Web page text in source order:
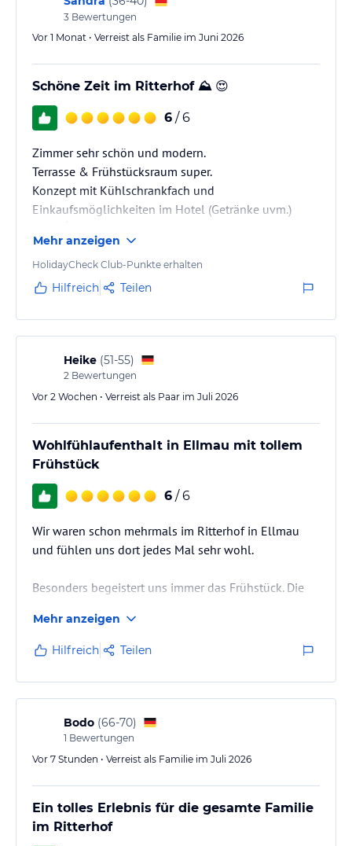
3 Bewertungen
Vor 1 Monat • Verreist als Familie im Juni 2026
Schöne Zeit im Ritterhof ⛰️ 😍
6 / 6
Zimmer sehr schön und modern.
Terrasse & Frühstücksraum super.
Konzept mit Kühlschrankfach und
Einkaufsmöglichkeiten im Hotel (Getränke uvm.)
Ganztags Wasser & Kaffee kostenlos.
Für Kinder viele Spielmöglichkeiten, ganz toll 😄.
Mehr anzeigen
HolidayCheck Club-Punkte erhalten
Hilfreich Teilen
Heike (51-55)
2 Bewertungen
Vor 2 Wochen • Verreist als Paar im Juli 2026
Wohlfühlaufenthalt in Ellmau mit tollem
Frühstück
6 / 6
Wir waren schon mehrmals im Ritterhof in Ellmau
und fühlen uns dort jedes Mal sehr wohl.
Besonders begeistert uns immer das Frühstück. Die
Qualität, Regionalität und Nachhaltigkeit gelegt.
Auch die Sauberkeit ist hervorragend. Die Zimmer
und das gesamte Haus sind immer sehr gepflegt und
einladend.
Man wird herzlich empfangen und fühlt sich
während des gesamten Aufenthalts willkommen.
Mehr anzeigen
Hilfreich Teilen
Bodo (66-70)
1 Bewertungen
Vor 7 Stunden • Verreist als Familie im Juli 2026
Ein tolles Erlebnis für die gesamte Familie
im Ritterhof